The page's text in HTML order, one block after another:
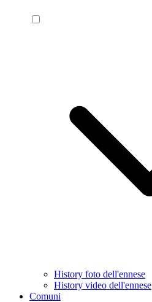
History foto dell'ennese
History video dell'ennese
Comuni